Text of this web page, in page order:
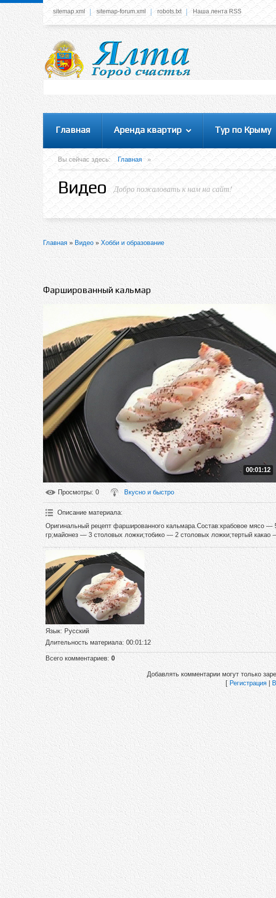
У вас нет прав просматривать данное меню,
пожалуйста, войдите на сайт под своим
логином или зарегестрируйтесь! Это позволит
вам пользоваться всеми функциями нашего
sitemap.xml sitemap-forum.xml robots.txt Наша лента RSS
Главная Аренда квартир Тур по Крыму
Вы сейчас здесь: Главная »
Видео Добро пожаловать к нам на сайт!
Главная»Видео»Хобби и образование
Фаршированный кальмар
00:01:12
Просмотры: 0 Вкусно и быстро
Описание материала:
Оригинальный рецепт фаршированного кальмара.Состав:крабовое мясо
гр;майонез — 3 столовых ложки;тобико — 2 столовых ложки;тертый какао
Язык: Русский
Длительность материала: 00:01:12
Всего комментариев:0
Добавлять комментарии могут только
[Регистрация|